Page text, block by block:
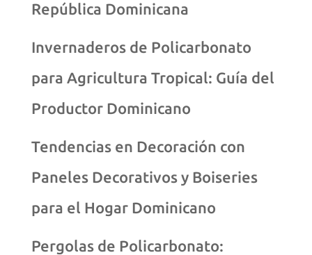
República Dominicana
Invernaderos de Policarbonato
para Agricultura Tropical: Guía del
Productor Dominicano
Tendencias en Decoración con
Paneles Decorativos y Boiseries
para el Hogar Dominicano
Pergolas de Policarbonato: